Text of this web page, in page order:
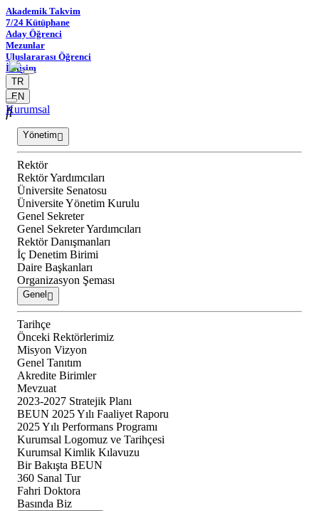
Akademik Takvim
7/24 Kütüphane
Aday Öğrenci
Mezunlar
Uluslararası Öğrenci
İletişim
TR
EN
Kurumsal
Yönetim
Rektör
Rektör Yardımcıları
Üniversite Senatosu
Üniversite Yönetim Kurulu
Genel Sekreter
Genel Sekreter Yardımcıları
Rektör Danışmanları
İç Denetim Birimi
Daire Başkanları
Organizasyon Şeması
Genel
Tarihçe
Önceki Rektörlerimiz
Misyon Vizyon
Genel Tanıtım
Akredite Birimler
Mevzuat
2023-2027 Stratejik Planı
BEUN 2025 Yılı Faaliyet Raporu
2025 Yılı Performans Programı
Kurumsal Logomuz ve Tarihçesi
Kurumsal Kimlik Kılavuzu
Bir Bakışta BEUN
360 Sanal Tur
Fahri Doktora
Basında Biz